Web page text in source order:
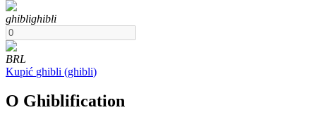
ghiblighibli
BRL
Kupić ghibli (ghibli)
O Ghiblification